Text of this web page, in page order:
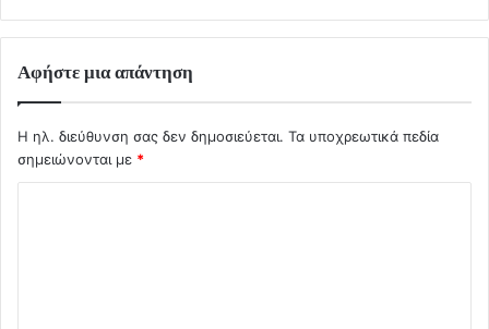
Αφήστε μια απάντηση
Η ηλ. διεύθυνση σας δεν δημοσιεύεται. Τα υποχρεωτικά πεδία
σημειώνονται με *